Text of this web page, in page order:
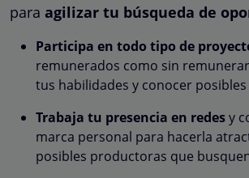
para agilizar tu búsqueda de
Participa en todo tipo de
remunerados como sin
tus habilidades y conocer
Trabaja tu presencia en redesy
marca personal para hacerla
posibles productoras que